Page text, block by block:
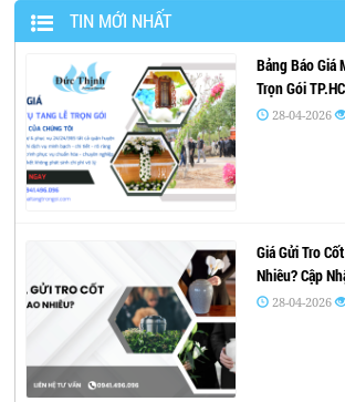
TIN MỚI NHẤT
Bảng Báo Giá
Trọn Gói
28-04-2026
Giá Gửi Tro
Nhiêu? Cập
28-04-2026